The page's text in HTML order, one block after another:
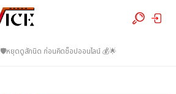
🛡️หยุดดูสักนิด ก่อนคิดช็อปออนไลน์ 💰🌟